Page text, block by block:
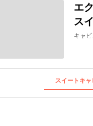
エ
ス
キャ
スイートキ